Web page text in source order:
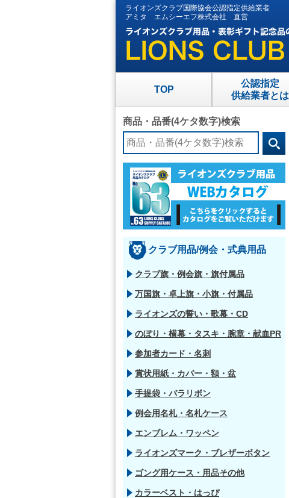
ライオンズクラブ国際協会公認指定供給業者
アミタ エムシーエフ株式会社 直営
TOP
公認指定
供給業者とは
商品・品番(4ケタ数字)検索
クラブ用品/例会・式典用品
クラブ旗・例会旗・旗付属品
万国旗・卓上旗・小旗・付属品
ライオンズの誓い・歌幕・CD
のぼり・横幕・タスキ・腕章・献血PR
参加者カード・名刺
賞状用紙・カバー・額・盆
手提袋・バラリボン
例会用名札・名札ケース
エンブレム・ワッペン
ライオンズマーク・ブレザーボタン
ゴング用ケース・用品その他
カラーベスト・はっぴ